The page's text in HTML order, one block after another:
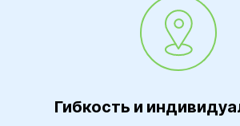
Гибкость и